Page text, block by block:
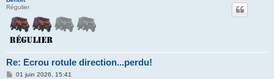
Régulier
Re: Ecrou rotule direction...perdu!
M01 juin 2026, 15:41